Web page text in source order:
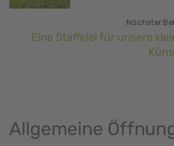
Nächster
Eine Staffelei für unsere
Allgemeine